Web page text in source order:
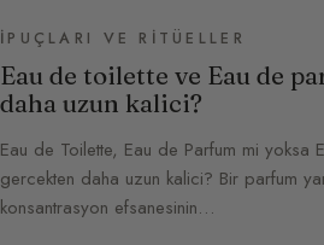
İPUÇLARI VE RITÜELLER
Eau de toilette ve Eau de
daha uzun kalici?
Eau de Toilette, Eau de Parfum mi yoksa
gercekten daha uzun kalici? Bir parfum
konsantrasyon efsanesinin…